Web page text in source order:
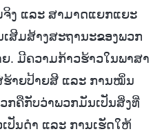
ຈິງ ແລະ ສາມາດແຍກແຍະ
ສີມສ້າງສະຖານະຂອງພວກ
. ມີຄວາມກ້າວຮ້າວໃນພາສາ
ຮ້າຍປ້າຍສີ ແລະ ການໝິ່ນ
ກຄືກັບວ່າພວກມັນເປັນສິ່ງທີ່
ປັນດຳ ແລະ ການເຮັດໃຫ້